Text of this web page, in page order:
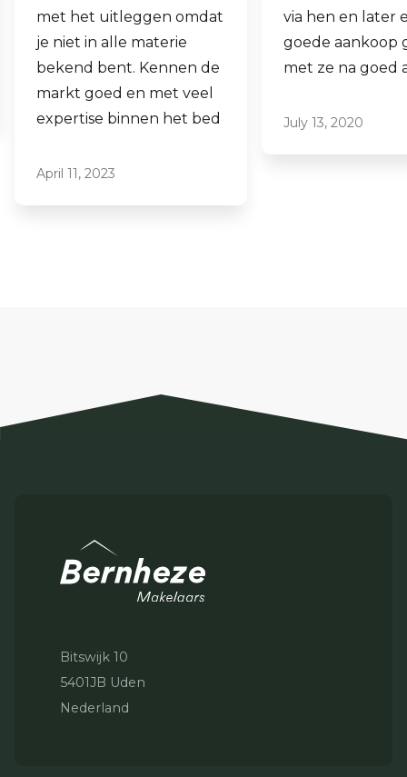
via hen en later een
goede aankoop gedaan
met ze na goed advies.
July 13, 2020
aankopen.
Laagdrempelig
professioneel,
Bitswijk 10
5401JB Uden
Nederland